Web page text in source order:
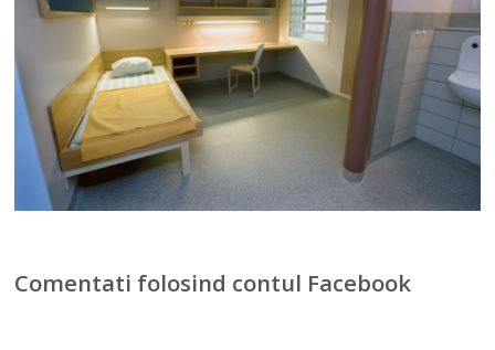
Comentati folosind contul Facebook